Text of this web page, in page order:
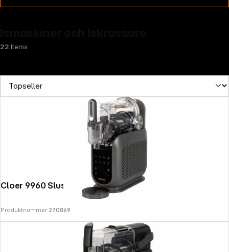
22 Items
Cloer 9960 Slush Ice Machine
Produktnummer:270869